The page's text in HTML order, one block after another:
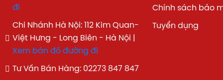
đi
Chi Nhánh Hà Nội: 112 Kim Quan-
Việt Hưng - Long Biên - Hà Nội |
Xem bản đồ đường đi
Tư Vấn Bán Hàng: 02273 847 847
Chính sách bảo
Tuyển dụng